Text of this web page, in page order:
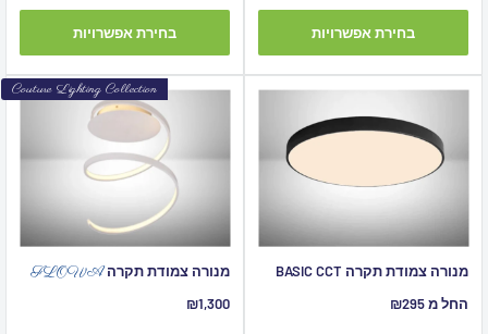
בחירת אפשרויות בחירת אפשרויות
מנורה צמודת תקרה BASIC CCT
מחיר
החל מ ₪295
Couture Lighting Collection
מנורה צמודת תקרהFLOWA
מחיר
₪1,300